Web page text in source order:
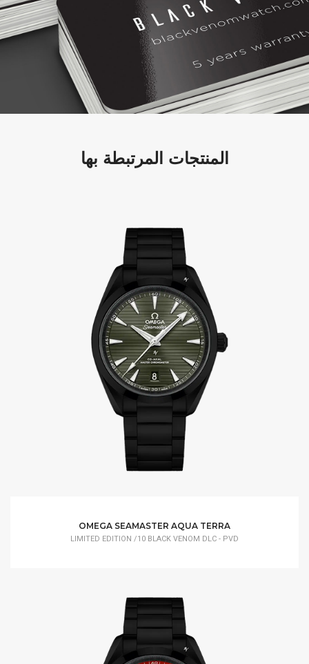
المنتجات المرتبطة بها
OMEGA SEAMASTER AQUA TERRA
LIMITED EDITION /10 BLACK VENOM DLC - PVD